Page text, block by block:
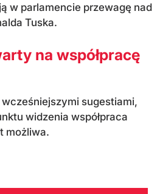
w parlamencie przewagę nad
Tuska.
na współpracę
wcześniejszymi sugestiami,
widzenia współpraca
możliwa.